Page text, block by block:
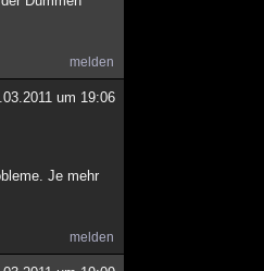
melden
um 19:06
Je mehr
melden